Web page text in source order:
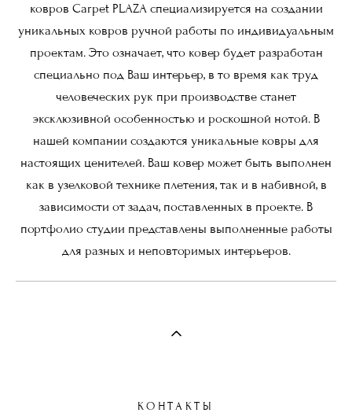
ковров Carpet PLAZA специализируется на создании
уникальных ковров ручной работы по индивидуальным
проектам. Это означает, что ковер будет разработан
специально под Ваш интерьер, в то время как труд
человеческих рук при производстве станет
эксклюзивной особенностью и роскошной нотой. В
нашей компании создаются уникальные ковры для
настоящих ценителей. Ваш ковер может быть выполнен
как в узелковой технике плетения, так и в набивной, в
зависимости от задач, поставленных в проекте. В
портфолио студии представлены выполненные работы
для разных и неповторимых интерьеров.
КОНТАКТЫ